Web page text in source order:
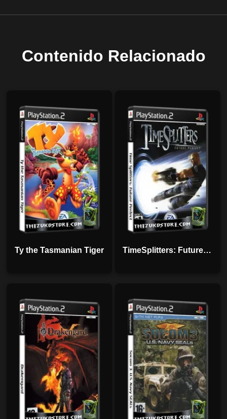
Contenido Relacionado
Ty the Tasmanian Tiger TimeSplitters: Future Perfect